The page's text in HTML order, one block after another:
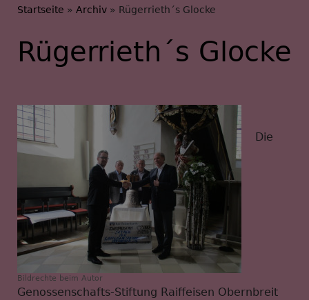
Breadcrumb
Startseite Archiv Rügerrieth´s Glocke
Rügerrieth´s Glocke
Bildrechte beim Autor
Die
Genossenschafts-Stiftung Raiffeisen Obernbreit